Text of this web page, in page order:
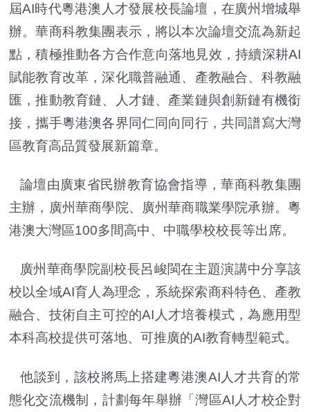
屆AI時代粵港澳人才發展校長論壇，在廣州增城舉
辦。華商科教集團表示，將以本次論壇交流為新起
點，積極推動各方合作意向落地見效，持續深耕AI
賦能教育改革，深化職普融通、產教融合、科教融
匯，推動教育鏈、人才鏈、產業鏈與創新鏈有機銜
接，攜手粵港澳各界同仁同向同行，共同譜寫大灣
區教育高品質發展新篇章。
論壇由廣東省民辦教育協會指導，華商科教集團
主辦，廣州華商學院、廣州華商職業學院承辦。粵
港澳大灣區100多間高中、中職學校校長等出席。
廣州華商學院副校長呂峻閩在主題演講中分享該
校以全域AI育人為理念，系統探索商科特色、產教
融合、技術自主可控的AI人才培養模式，為應用型
本科高校提供可落地、可推廣的AI教育轉型範式。
他談到，該校將馬上搭建粵港澳AI人才共育的常
態化交流機制，計劃每年舉辦「灣區AI人才校企對